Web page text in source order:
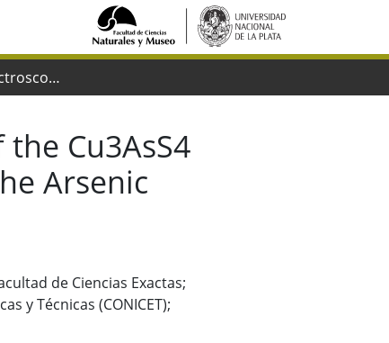
Thermal and Spectroscopic Feature of the Cu3AsS4 Enargite Oxidation Up To 800§C : Iimplications in the Arsenic Evolution
Cu3AsS4
Arsenic
de Ciencias Exactas;
y Técnicas (CONICET);